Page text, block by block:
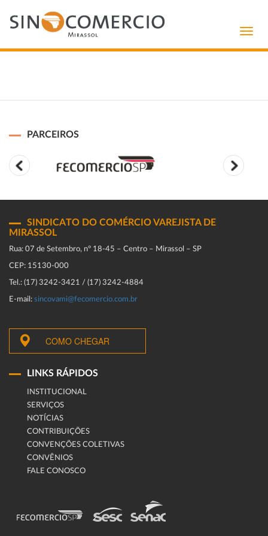
PARCEIROS
SINDICATO DO COMÉRCIO VAREJISTA DE
MIRASSOL
Rua: 07 de Setembro, n° 18-45 – Centro – Mirassol – SP
CEP: 15130-000
Tel.: (17) 3242-3421 / (17) 3242-4884
E-mail: sincovami@fecomercio.com.br
COMO CHEGAR
LINKS RÁPIDOS
INSTITUCIONAL
SERVIÇOS
NOTÍCIAS
CONTRIBUIÇÕES
CONVENÇÕES COLETIVAS
CONVÊNIOS
FALE CONOSCO